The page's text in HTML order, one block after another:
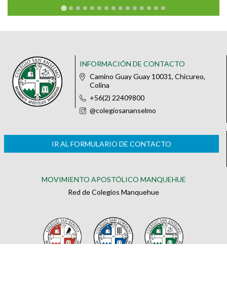
INFORMACIÓN DE CONTACTO
Camino Guay Guay 10031, Chicureo,
Colina
+56(2) 22409800
@colegiosananselmo
IR AL FORMULARIO DE CONTACTO
MOVIMIENTO APOSTÓLICO MANQUEHUE
Red de Colegios Manquehue